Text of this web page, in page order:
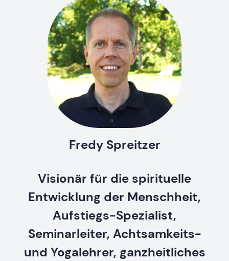
Fredy Spreitzer
Visionär für die spirituelle
Entwicklung der Menschheit,
Aufstiegs-Spezialist,
Seminarleiter, Achtsamkeits-
und Yogalehrer, ganzheitliches